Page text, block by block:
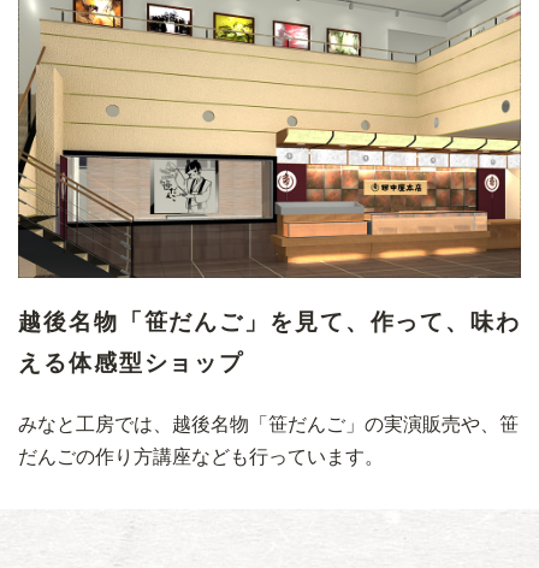
越後名物「笹だんご」を見て、作って、味わ
える体感型ショップ
みなと工房では、越後名物「笹だんご」の実演販売や、笹
だんごの作り方講座なども行っています。